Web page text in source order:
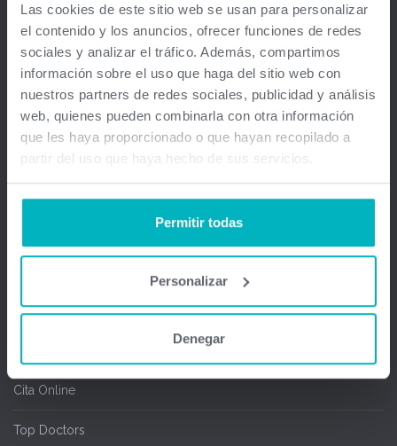
Las cookies de este sitio web se usan para personalizar
el contenido y los anuncios, ofrecer funciones de redes
sociales y analizar el tráfico. Además, compartimos
información sobre el uso que haga del sitio web con
nuestros partners de redes sociales, publicidad y análisis
web, quienes pueden combinarla con otra información
que les haya proporcionado o que hayan recopilado a
partir del uso que haya hecho de sus servicios.
Permitir todas
Personalizar
Denegar
Empresa
Aviso legal
Soluciones
Gestión médica total
SEOGA
Cita Online
Top Doctors